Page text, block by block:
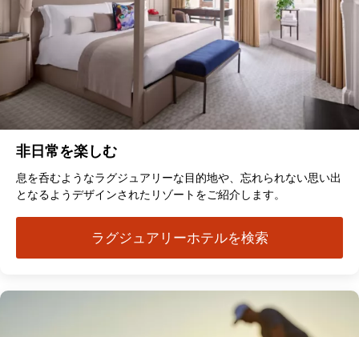
非日常を楽しむ
息を呑むようなラグジュアリーな目的地や、忘れられない思い出
となるようデザインされたリゾートをご紹介します。
ラグジュアリーホテルを検索